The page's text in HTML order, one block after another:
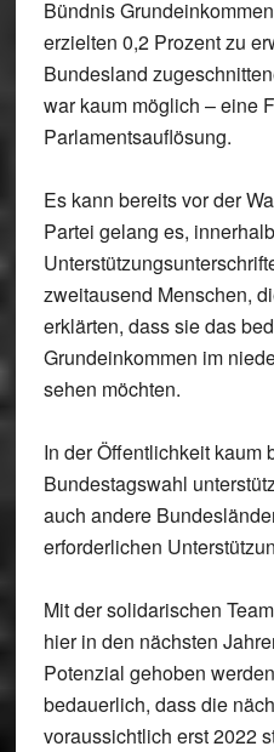
Bündnis
erzielten 0,2 Prozent zu
Bundesland
war kaum möglich – eine
Parlamentsauflösung.
Es kann bereits vor der
Partei gelang es,
zweitausend Menschen,
erklärten, dass sie das
Grundeinkommen im
sehen möchten.
In der Öffentlichkeit kaum
Bundestagswahl
auch andere
erforderlichen
Mit der solidarischen
hier in den nächsten
Potenzial gehoben
bedauerlich, dass die
voraussichtlich erst 2022